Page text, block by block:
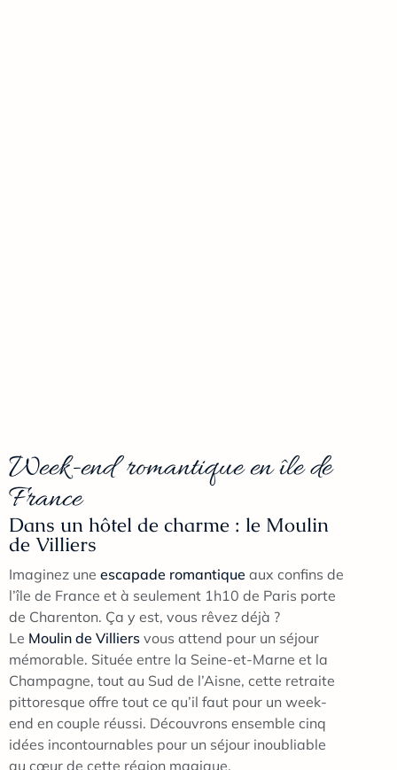
Week-end romantique en île de
France
Dans un hôtel de charme : le Moulin
de Villiers
Imaginez une escapade romantique aux confins de
l’île de France et à seulement 1h10 de Paris porte
de Charenton. Ça y est, vous rêvez déjà ?
Le Moulin de Villiers vous attend pour un séjour
mémorable. Située entre la Seine-et-Marne et la
Champagne, tout au Sud de l’Aisne, cette retraite
pittoresque offre tout ce qu’il faut pour un week-
end en couple réussi. Découvrons ensemble cinq
idées incontournables pour un séjour inoubliable
au cœur de cette région magique.